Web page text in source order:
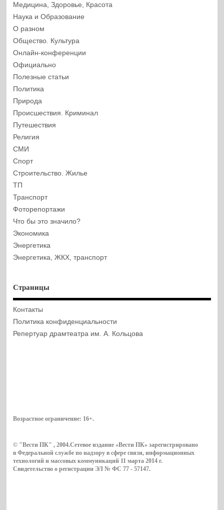
Медицина, Здоровье, Красота
Наука и Образование
О разном
Общество. Культура
Онлайн-конференции
Официально
Полезные статьи
Политика
Природа
Происшествия. Криминал
Путешествия
Религия
СМИ
Спорт
Строительство. Жилье
ТП
Транспорт
Фоторепортажи
Что бы это значило?
Экономика
Энергетика
Энергетика, ЖКХ, транспорт
Страницы
Контакты
Политика конфиденциальности
Репертуар драмтеатра им. А. Кольцова
Возрастное ограничение: 16+.
© "Вести ПК" , 2004.Сетевое издание «Вести ПК» зарегистрировано
в Федеральной службе по надзору в сфере связи, информационных
технологий и массовых коммуникаций 11 марта 2014 г.
Свидетельство о регистрации ЭЛ № ФС 77 - 57147.